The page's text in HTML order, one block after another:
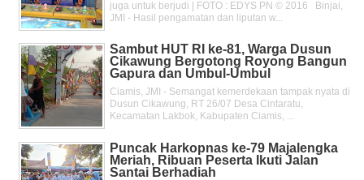
juga untuk berjudi | FOTO : EDYS PN © 2016 Binjai,
JMI - Hasil pengamatan dan liputan w...
Sambut HUT RI ke-81, Warga Dusun
Cikawung Bergotong Royong Bangun
Gapura dan Umbul-Umbul
Ciamis, JMI - Semangat kemerdekaan tampak nyata di
Dusun Cikawung, RT 26/07 Desa Cintaratu,
Kecamatan Lakbok, Kabupaten Ciamis, ...
Puncak Harkopnas ke-79 Majalengka
Meriah, Ribuan Peserta Ikuti Jalan
Santai Berhadiah